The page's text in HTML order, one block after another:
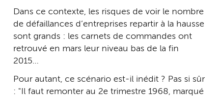
Dans ce contexte, les risques de voir le nombre
de défaillances d’entreprises repartir à la hausse
sont grands : les carnets de commandes ont
retrouvé en mars leur niveau bas de la fin
2015…
Pour autant, ce scénario est-il inédit ? Pas si sûr
: "Il faut remonter au 2e trimestre 1968, marqué